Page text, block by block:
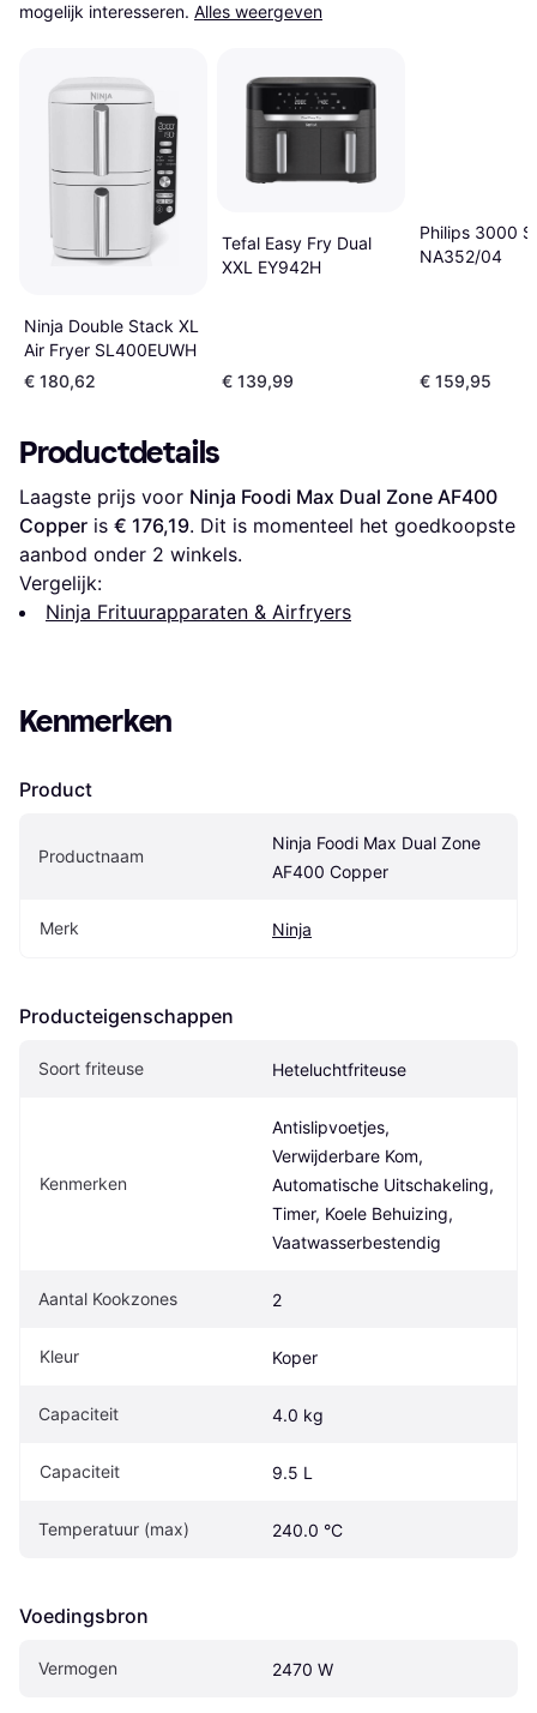
mogelijk interesseren. Alles weergeven
Ninja Double Stack XL
Air Fryer SL400EUWH
€ 180,62
Tefal Easy Fry Dual
XXL EY942H
€ 139,99
Philips 3000
NA352/04
€ 159,95
Productdetails
Laagste prijs voor Ninja Foodi Max Dual Zone AF400
Copper is € 176,19. Dit is momenteel het goedkoopste
aanbod onder 2 winkels.
Vergelijk:
Ninja Frituurapparaten & Airfryers
Kenmerken
Product
Productnaam
Ninja Foodi Max Dual Zone
AF400 Copper
Merk Ninja
Producteigenschappen
Soort friteuse Heteluchtfriteuse
Kenmerken
Antislipvoetjes,
Verwijderbare Kom,
Automatische Uitschakeling,
Timer, Koele Behuizing,
Vaatwasserbestendig
Aantal Kookzones 2
Kleur Koper
Capaciteit 4.0 kg
Capaciteit 9.5 L
Temperatuur (max) 240.0 °C
Voedingsbron
Vermogen 2470 W